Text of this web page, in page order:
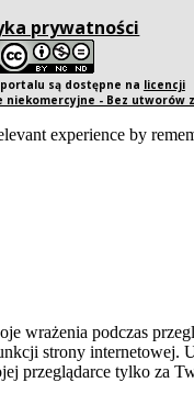
prywatności
są dostępne na licencji
- Bez utworów
experience by
wrażenia podczas
strony
przeglądarce tylko za